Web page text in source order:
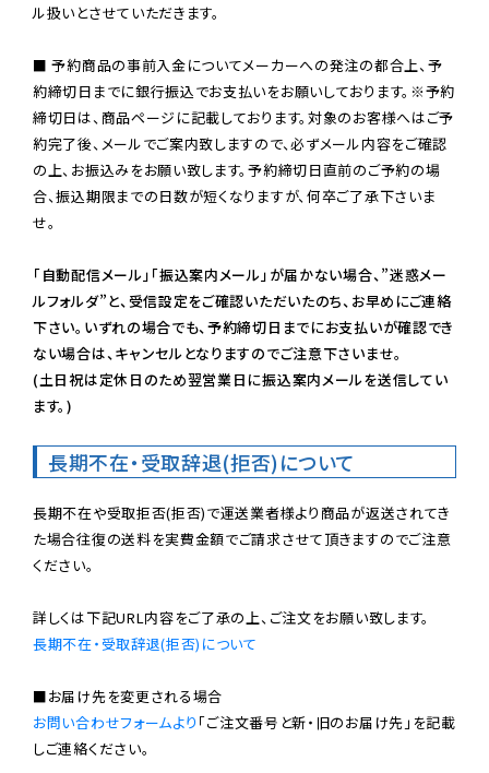
ル扱いとさせていただきます。
■ 予約商品の事前入金についてメーカーへの発注の都合上、予
約締切日までに銀行振込でお支払いをお願いしております。※予約
締切日は、商品ページに記載しております。対象のお客様へはご予
約完了後、メールでご案内致しますので、必ずメール内容をご確認
の上、お振込みをお願い致します。予約締切日直前のご予約の場
合、振込期限までの日数が短くなりますが、何卒ご了承下さいま
せ。
「自動配信メール」「振込案内メール」が届かない場合、”迷惑メー
ルフォルダ”と、受信設定をご確認いただいたのち、お早めにご連絡
下さい。いずれの場合でも、予約締切日までにお支払いが確認でき
ない場合は、キャンセルとなりますのでご注意下さいませ。
(土日祝は定休日のため翌営業日に振込案内メールを送信してい
ます。)
長期不在・受取辞退(拒否)について
長期不在や受取拒否(拒否)で運送業者様より商品が返送されてき
た場合往復の送料を実費金額でご請求させて頂きますのでご注意
ください。
長期不在・受取辞退(拒否)について
お問い合わせフォームより 「ご注文番号と新・旧のお届け先」を記載
しご連絡ください。